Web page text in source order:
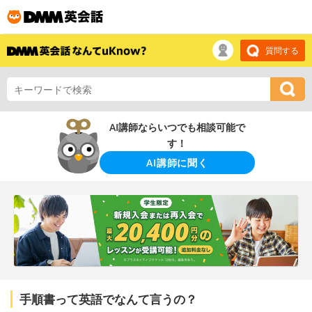
質問する
AI講師ならいつでも相談可能で
す！
AI講師に聞く
手順書って英語でなんて言うの？